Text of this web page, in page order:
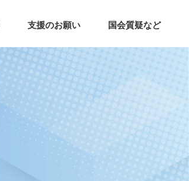
支援のお願い 国会質疑など